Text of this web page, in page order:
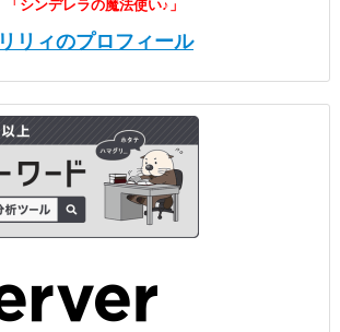
「シンデレラの魔法使い♪」
リリィのプロフィール